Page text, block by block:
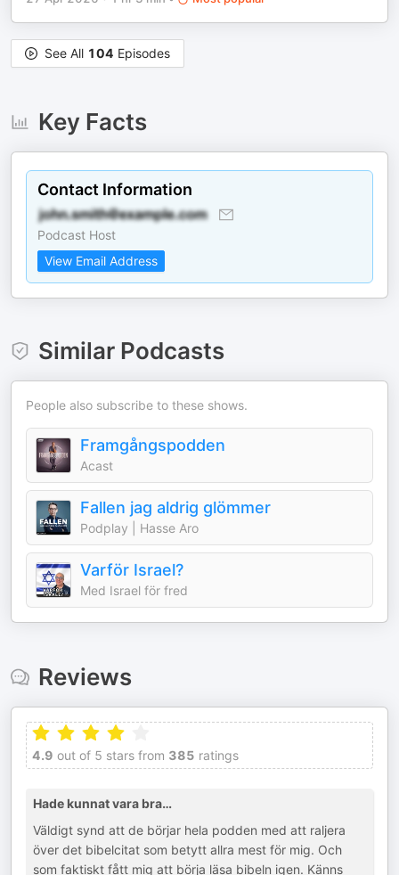
See All 104 Episodes
Key Facts
Contact Information
Podcast Host
View Email Address
Similar Podcasts
People also subscribe to these shows.
Framgångspodden
Acast
Fallen jag aldrig glömmer
Podplay | Hasse Aro
Varför Israel?
Med Israel för fred
Reviews
4.9 out of 5 stars from 385 ratings
Hade kunnat vara bra…
Väldigt synd att de börjar hela podden med att raljera
över det bibelcitat som betytt allra mest för mig. Och
som faktiskt fått mig att börja läsa bibeln igen. Känns